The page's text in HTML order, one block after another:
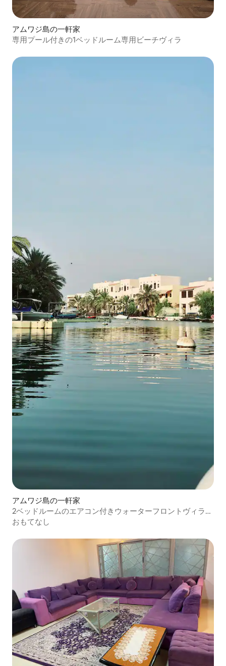
アムワジ島の一軒家
専用プール付きの1ベッドルーム専用ビーチヴィラ
アムワジ島の一軒家
2ベッドルームのエアコン付きウォーターフロントヴィラ。
運河にアクセス。
おもてなし